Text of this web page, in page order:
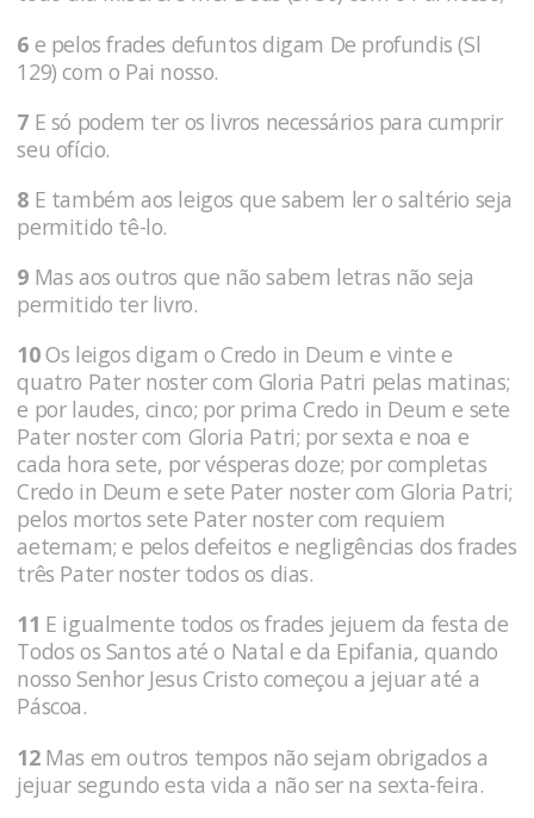
6 e pelos frades defuntos digam De profundis (Sl
129) com o Pai nosso.
7 E só podem ter os livros necessários para cumprir
seu ofício.
8 E também aos leigos que sabem ler o saltério seja
permitido tê-lo.
9 Mas aos outros que não sabem letras não seja
permitido ter livro.
10Os leigos digam o Credo in Deum e vinte e
quatro Pater noster com Gloria Patri pelas matinas;
e por laudes, cinco; por prima Credo in Deum e sete
Pater noster com Gloria Patri; por sexta e noa e
cada hora sete, por vésperas doze; por completas
Credo in Deum e sete Pater noster com Gloria Patri;
pelos mortos sete Pater noster com requiem
aeternam; e pelos defeitos e negligências dos frades
três Pater noster todos os dias.
11 E igualmente todos os frades jejuem da festa de
Todos os Santos até o Natal e da Epifania, quando
nosso Senhor Jesus Cristo começou a jejuar até a
Páscoa.
12Mas em outros tempos não sejam obrigados a
jejuar segundo esta vida a não ser na sexta-feira.